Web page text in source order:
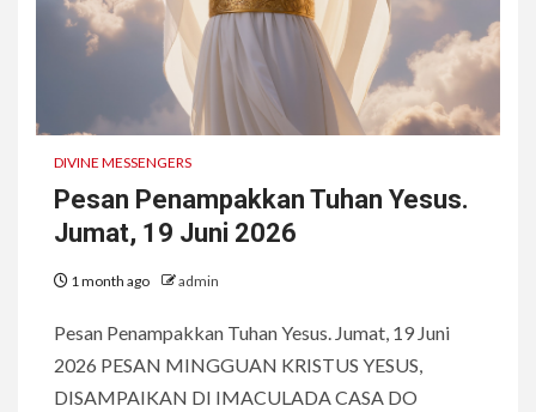
DIVINE MESSENGERS
Pesan Penampakkan Tuhan Yesus.
Jumat, 19 Juni 2026
1 month ago admin
Pesan Penampakkan Tuhan Yesus. Jumat, 19 Juni
2026 PESAN MINGGUAN KRISTUS YESUS,
DISAMPAIKAN DI IMACULADA CASA DO